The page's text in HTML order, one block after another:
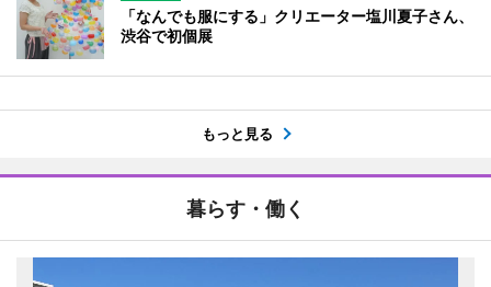
「なんでも服にする」クリエーター塩川夏子さん、
渋谷で初個展
もっと見る
暮らす・働く